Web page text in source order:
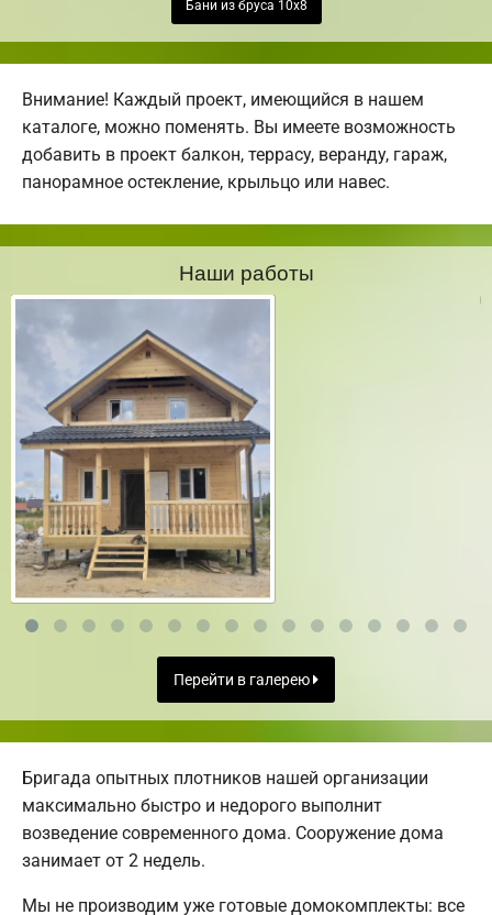
Бани из бруса 10х8
Внимание! Каждый проект, имеющийся в нашем
каталоге, можно поменять. Вы имеете возможность
добавить в проект балкон, террасу, веранду, гараж,
панорамное остекление, крыльцо или навес.
Наши работы
Перейти в галерею
Бригада опытных плотников нашей организации
максимально быстро и недорого выполнит
возведение современного дома. Сооружение дома
занимает от 2 недель.
Мы не производим уже готовые домокомплекты: все